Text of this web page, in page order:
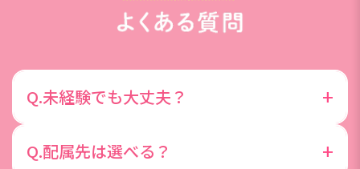
Q.未経験でも大丈夫？ +
基礎からしっかり学べる研修も用意していますので
Q.配属先は選べる？ +